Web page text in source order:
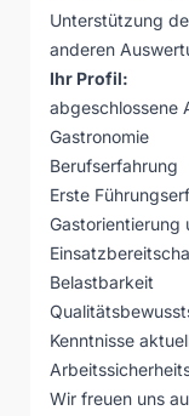
Unterstützung
anderen
Ihr Profil:
abgeschlossene
Gastronomie
Berufserfahrung
Erste
Gastorientierung
Belastbarkeit
Kenntnisse
Wir freuen uns